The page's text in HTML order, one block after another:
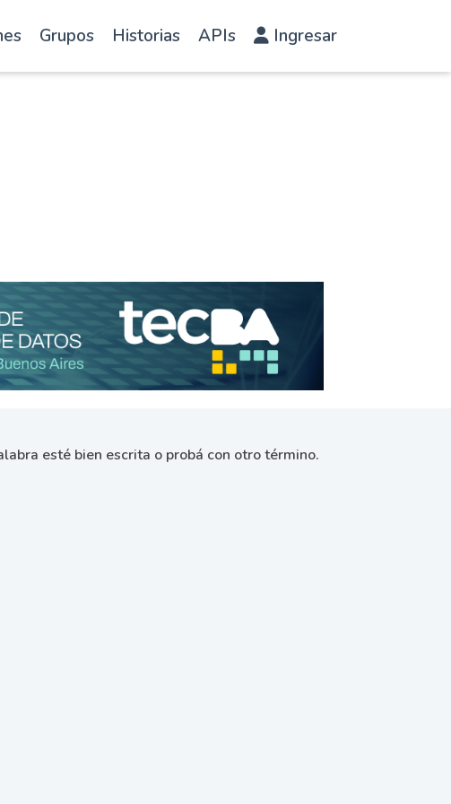
Grupos Historias APIs Ingresar
esté bien escrita o probá con otro término.